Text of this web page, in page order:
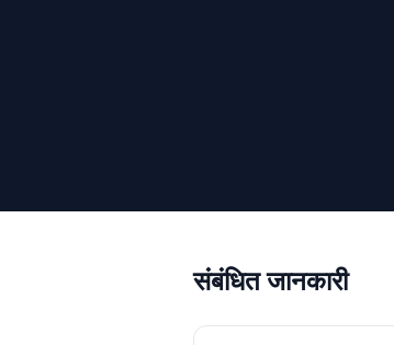
संबंधित जानकारी